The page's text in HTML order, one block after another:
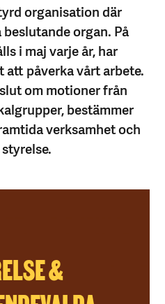
organisation där
organ. På
i maj varje år, har
påverka vårt arbete.
om motioner från
bestämmer
verksamhet och
&